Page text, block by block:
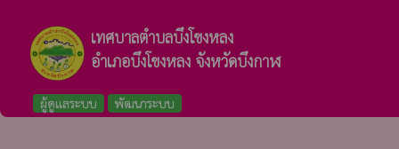
เทศบาลตำบลบึงโขงหลง
อำเภอบึงโขงหลง จังหวัดบึงกาฬ
ผู้ดูแลระบบ พัฒนาระบบ